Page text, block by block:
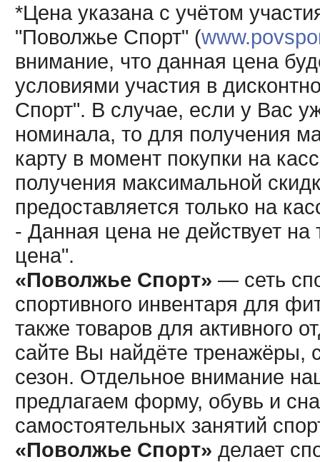
*Цена указана с учётом
"Поволжье Спорт" (
внимание, что данная цена
условиями участия в
Спорт". В случае, если у Вас
номинала, то для получения
карту в момент покупки на
получения максимальной
предоставляется только на
- Данная цена не действует
цена".
«Поволжье Спорт» — сеть
спортивного инвентаря для
также товаров для активного
сайте Вы найдёте тренажёры,
сезон. Отдельное внимание
предлагаем форму, обувь и
самостоятельных занятий
«Поволжье Спорт» делает